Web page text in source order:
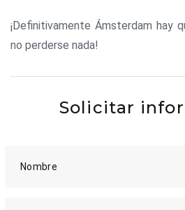
¡Definitivamente Ámsterdam hay
no perderse nada!
Solicitar
Nombre